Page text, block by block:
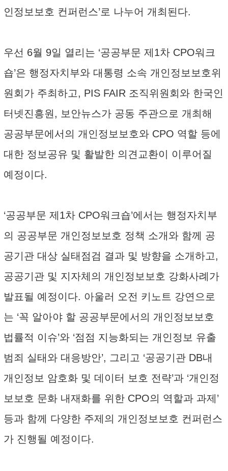
인정보보호 컨퍼런스’로 나누어 개최된다.
우선 6월 9일 열리는 ‘공공부문 제1차 CPO워크
숍’은 행정자치부와 대통령 소속 개인정보보호위
원회가 주최하고, PIS FAIR 조직위원회와 한국인
터넷진흥원, 보안뉴스가 공동 주관으로 개최해
공공부문에서의 개인정보보호와 CPO 역할 등에
대한 정보공유 및 활발한 의견교환이 이루어질
예정이다.
‘공공부문 제1차 CPO워크숍’에서는 행정자치부
의 공공부문 개인정보보호 정책 소개와 함께 공
공기관 대상 실태점검 결과 및 방향을 소개하고,
공공기관 및 지자체의 개인정보보호 강화사례가
발표될 예정이다. 아울러 오전 키노트 강연으로
는 ‘꼭 알아야 할 공공부문에서의 개인정보보호
법률적 이슈’와 ‘점점 지능화되는 개인정보 유출
범죄 실태와 대응방안’, 그리고 ‘공공기관 DB내
개인정보 암호화 및 데이터 보호 전략’과 ‘개인정
보보호 문화 내재화를 위한 CPO의 역할과 과제’
등과 함께 다양한 주제의 개인정보보호 컨퍼런스
가 진행될 예정이다.